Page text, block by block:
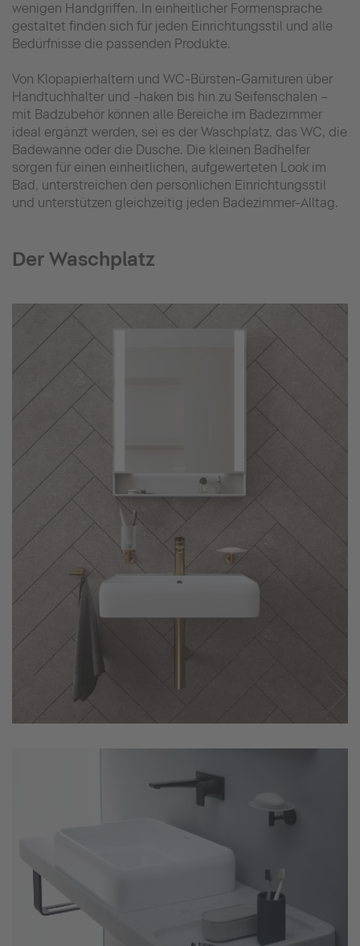
wenigen Handgriffen. In einheitlicher Formensprache
gestaltet finden sich für jeden Einrichtungsstil und alle
Bedürfnisse die passenden Produkte.
Von Klopapierhaltern und WC-Bürsten-Garnituren über
Handtuchhalter und -haken bis hin zu Seifenschalen –
mit Badzubehör können alle Bereiche im Badezimmer
ideal ergänzt werden, sei es der Waschplatz, das WC, die
Badewanne oder die Dusche. Die kleinen Badhelfer
sorgen für einen einheitlichen, aufgewerteten Look im
Bad, unterstreichen den persönlichen Einrichtungsstil
und unterstützen gleichzeitig jeden Badezimmer-Alltag.
Der Waschplatz